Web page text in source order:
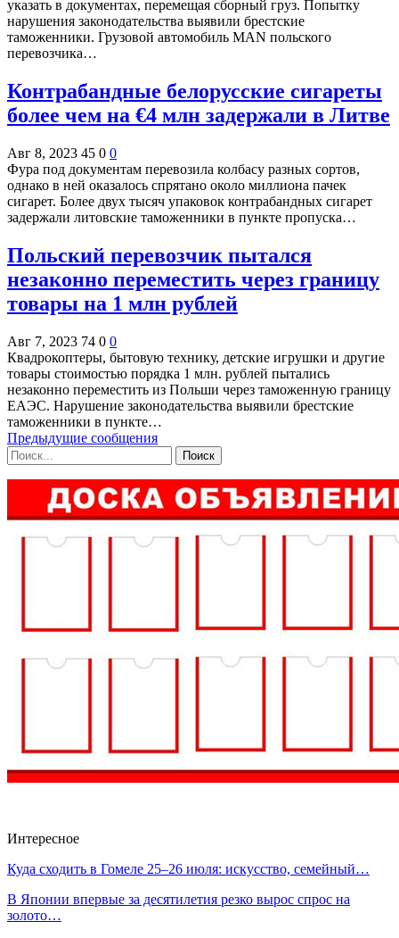
указать в документах, перемещая сборный груз. Попытку
нарушения законодательства выявили брестские
таможенники. Грузовой автомобиль MAN польского
перевозчика…
Контрабандные белорусские сигареты
более чем на €4 млн задержали в Литве
Авг 8, 2023 45 0 0
Фура под документам перевозила колбасу разных сортов,
однако в ней оказалось спрятано около миллиона пачек
сигарет. Более двух тысяч упаковок контрабандных сигарет
задержали литовские таможенники в пункте пропуска…
Польский перевозчик пытался
незаконно переместить через границу
товары на 1 млн рублей
Авг 7, 2023 74 0 0
Квадрокоптеры, бытовую технику, детские игрушки и другие
товары стоимостью порядка 1 млн. рублей пытались
незаконно переместить из Польши через таможенную границу
ЕАЭС. Нарушение законодательства выявили брестские
таможенники в пункте…
Предыдущие сообщения
Интересное
Куда сходить в Гомеле 25–26 июля: искусство, семейный…
В Японии впервые за десятилетия резко вырос спрос на
золото…